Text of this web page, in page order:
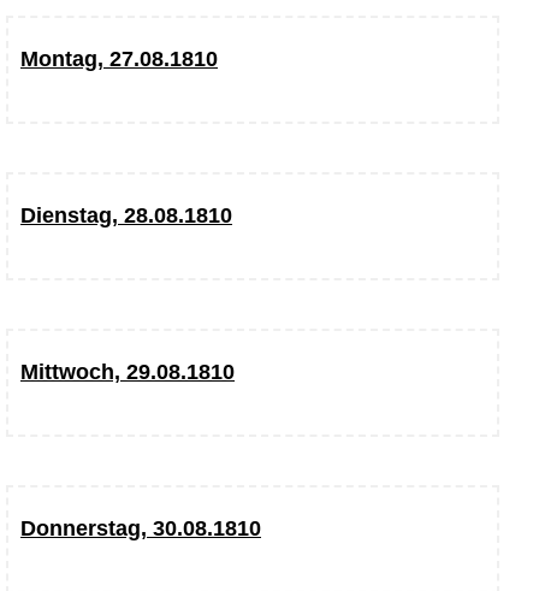
Montag, 27.08.1810
Dienstag, 28.08.1810
Mittwoch, 29.08.1810
Donnerstag, 30.08.1810